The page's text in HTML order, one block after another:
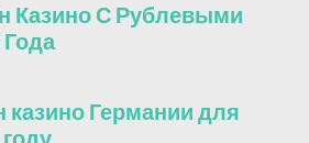
Казино С Рублевыми
Германии для